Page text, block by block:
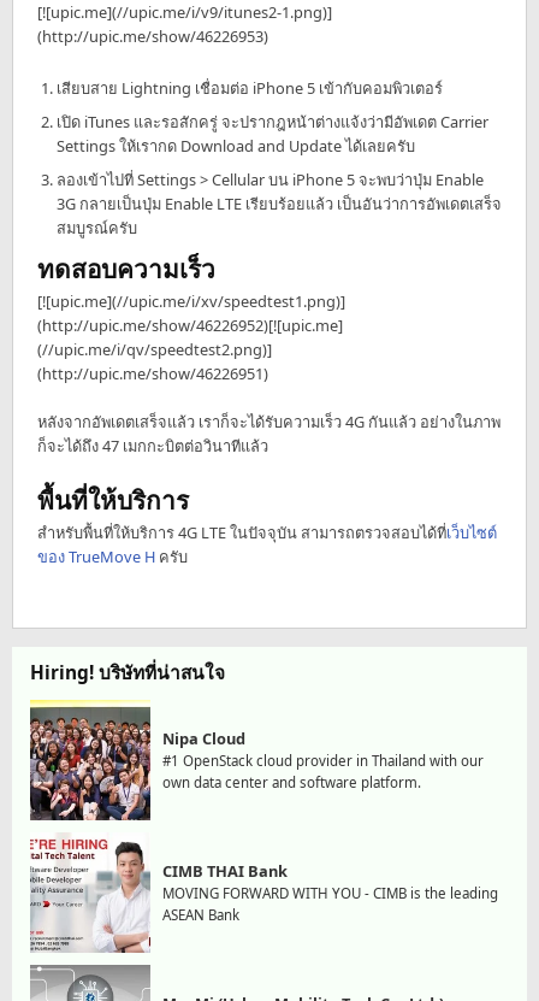
[![upic.me](//upic.me/i/v9/itunes2-1.png)]
(http://upic.me/show/46226953)
เสียบสาย Lightning เชื่อมต่อ iPhone 5 เข้ากับคอมพิวเตอร์
เปิด iTunes และรอสักครู่ จะปรากฎหน้าต่างแจ้งว่ามีอัพเดต Carrier
Settings ให้เรากด Download and Update ได้เลยครับ
ลองเข้าไปที่ Settings > Cellular บน iPhone 5 จะพบว่าปุ่ม Enable
3G กลายเป็นปุ่ม Enable LTE เรียบร้อยแล้ว เป็นอันว่าการอัพเดตเสร็จ
สมบูรณ์ครับ
ทดสอบความเร็ว
[![upic.me](//upic.me/i/xv/speedtest1.png)]
(http://upic.me/show/46226952)[![upic.me]
(//upic.me/i/qv/speedtest2.png)]
(http://upic.me/show/46226951)
หลังจากอัพเดตเสร็จแล้ว เราก็จะได้รับความเร็ว 4G กันแล้ว อย่างในภาพ
ก็จะได้ถึง 47 เมกกะบิตต่อวินาทีแล้ว
พื้นที่ให้บริการ
สำหรับพื้นที่ให้บริการ 4G LTE ในปัจจุบัน สามารถตรวจสอบได้ที่เว็บไซต์
ของ TrueMove H ครับ
Hiring! บริษัทที่น่าสนใจ
Nipa Cloud
#1 OpenStack cloud provider in Thailand with our
own data center and software platform.
CIMB THAI Bank
MOVING FORWARD WITH YOU - CIMB is the leading
ASEAN Bank